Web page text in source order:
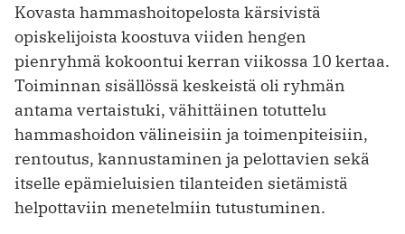
Kovasta hammashoitopelosta kärsivistä
opiskelijoista koostuva viiden hengen
pienryhmä kokoontui kerran viikossa 10 kertaa.
Toiminnan sisällössä keskeistä oli ryhmän
antama vertaistuki, vähittäinen totuttelu
hammashoidon välineisiin ja toimenpiteisiin,
rentoutus, kannustaminen ja pelottavien sekä
itselle epämieluisien tilanteiden sietämistä
helpottaviin menetelmiin tutustuminen.